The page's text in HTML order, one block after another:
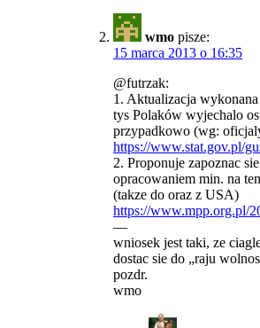
wmo pisze:
15 marca 2013 o 16:35
@futrzak:
1. Aktualizacja
tys Polaków wyjechalo
przypadkowo (wg:
https://www.stat.gov.pl/
2. Proponuje zapoznac
opracowaniem min. na
(takze do oraz z USA)
https://www.mpp.org.pl/
—
wniosek jest taki, ze
dostac sie do „raju
pozdr.
wmo